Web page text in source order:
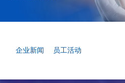
企业新闻 员工活动